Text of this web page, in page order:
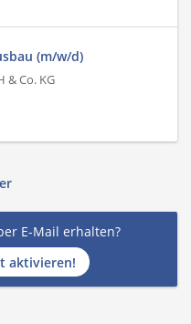
(m/w/d)
& Co. KG
E-Mail erhalten?
aktivieren!